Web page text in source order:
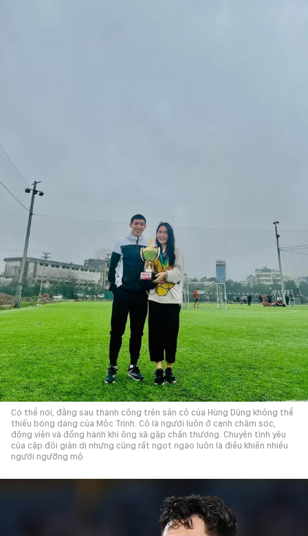
Có thể nói, đằng sau thành công trên sân cỏ của Hùng Dũng không thể
thiếu bóng dáng của Mộc Trinh. Cô là người luôn ở cạnh chăm sóc,
động viên và đồng hành khi ông xã gặp chấn thương. Chuyện tình yêu
của cặp đôi giản dị nhưng cũng rất ngọt ngào luôn là điều khiến nhiều
người ngưỡng mộ